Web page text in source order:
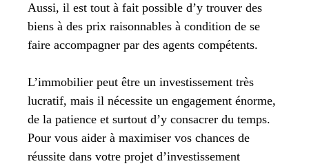
Aussi, il est tout à fait possible d’y trouver des
biens à des prix raisonnables à condition de se
faire accompagner par des agents compétents.
L’immobilier peut être un investissement très
lucratif, mais il nécessite un engagement énorme,
de la patience et surtout d’y consacrer du temps.
Pour vous aider à maximiser vos chances de
réussite dans votre projet d’investissement